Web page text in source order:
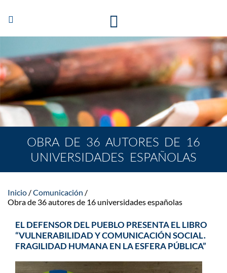
Abrir/Cerrar
navegación
OBRA DE 36 AUTORES DE 16
UNIVERSIDADES ESPAÑOLAS
Inicio
Comunicación
Obra de 36 autores de 16 universidades españolas
EL DEFENSOR DEL PUEBLO PRESENTA EL LIBRO
“VULNERABILIDAD Y COMUNICACIÓN SOCIAL.
FRAGILIDAD HUMANA EN LA ESFERA PÚBLICA”